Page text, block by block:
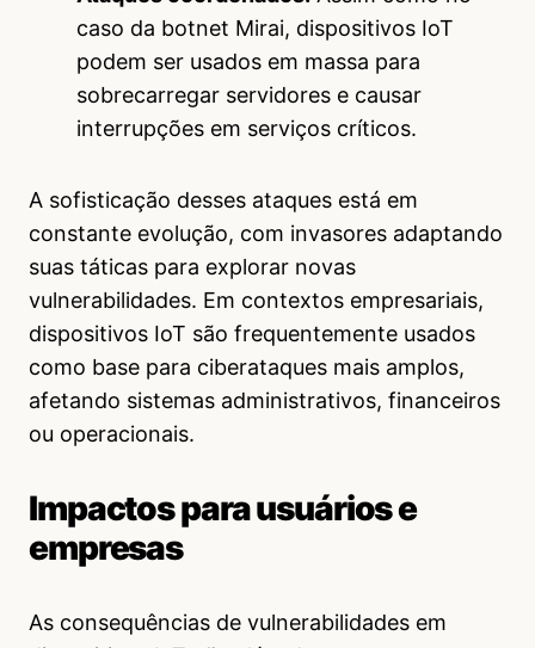
caso da botnet Mirai, dispositivos IoT
podem ser usados em massa para
sobrecarregar servidores e causar
interrupções em serviços críticos.
A sofisticação desses ataques está em
constante evolução, com invasores adaptando
suas táticas para explorar novas
vulnerabilidades. Em contextos empresariais,
dispositivos IoT são frequentemente usados
como base para ciberataques mais amplos,
afetando sistemas administrativos, financeiros
ou operacionais.
Impactos para usuários e
empresas
As consequências de vulnerabilidades em